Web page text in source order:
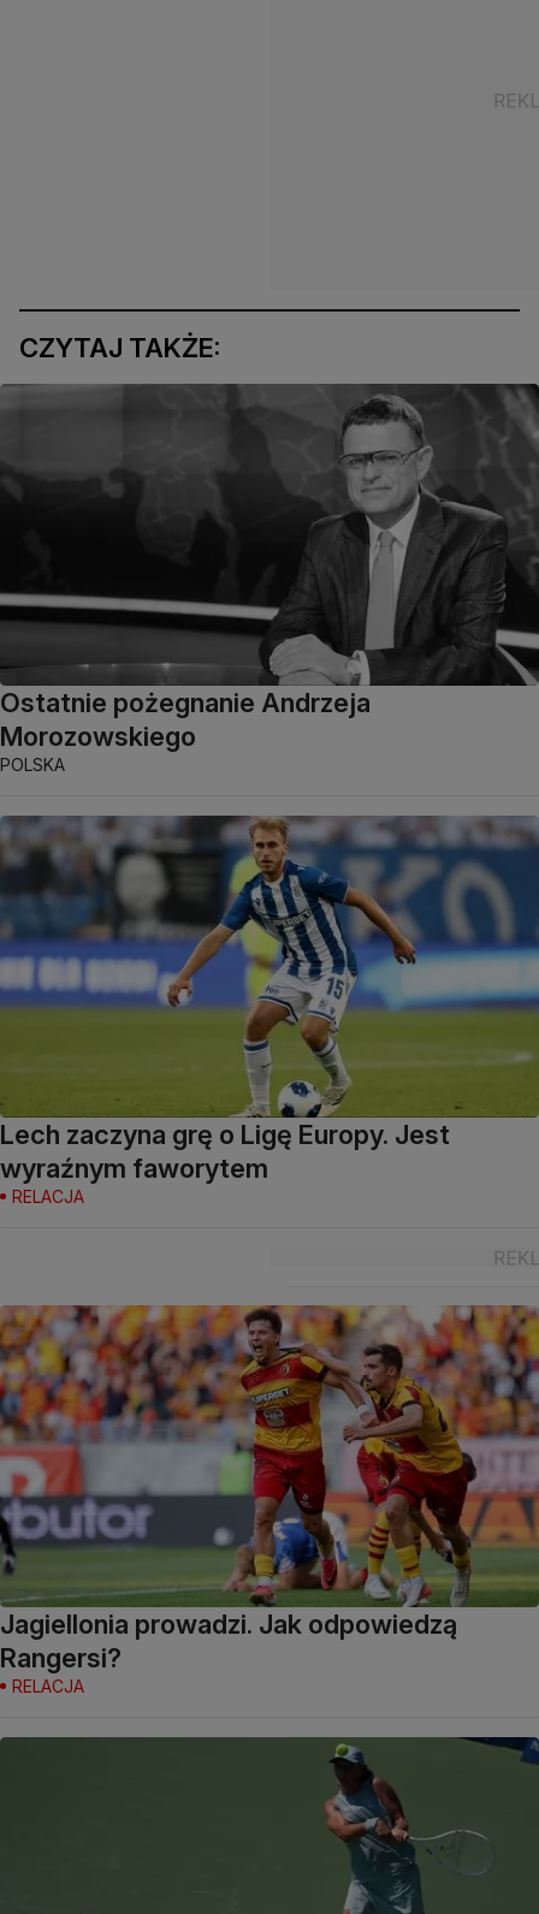
CZYTAJ TAKŻE:
Ostatnie pożegnanie Andrzeja
Morozowskiego
POLSKA
Lech zaczyna grę o Ligę Europy. Jest
wyraźnym faworytem
RELACJA
Jagiellonia prowadzi. Jak odpowiedzą
Rangersi?
RELACJA